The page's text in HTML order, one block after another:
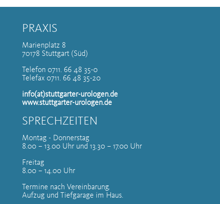
PRAXIS
Marienplatz 8
70178 Stuttgart (Süd)
Telefon 0711. 66 48 35-0
Telefax 0711. 66 48 35-20
info(at)stuttgarter-urologen.de
www.stuttgarter-urologen.de
SPRECHZEITEN
Montag - Donnerstag
8.00 – 13.00 Uhr und 13.30 – 17.00 Uhr
Freitag
8.00 – 14.00 Uhr
Termine nach Vereinbarung.
Aufzug und Tiefgarage im Haus.